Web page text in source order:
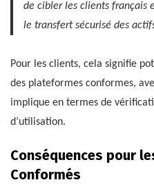
de cibler les clients français
le transfert sécurisé des
Pour les clients, cela signifie
des plateformes conformes,
implique en termes de
d’utilisation.
Conséquences pour
Conformés